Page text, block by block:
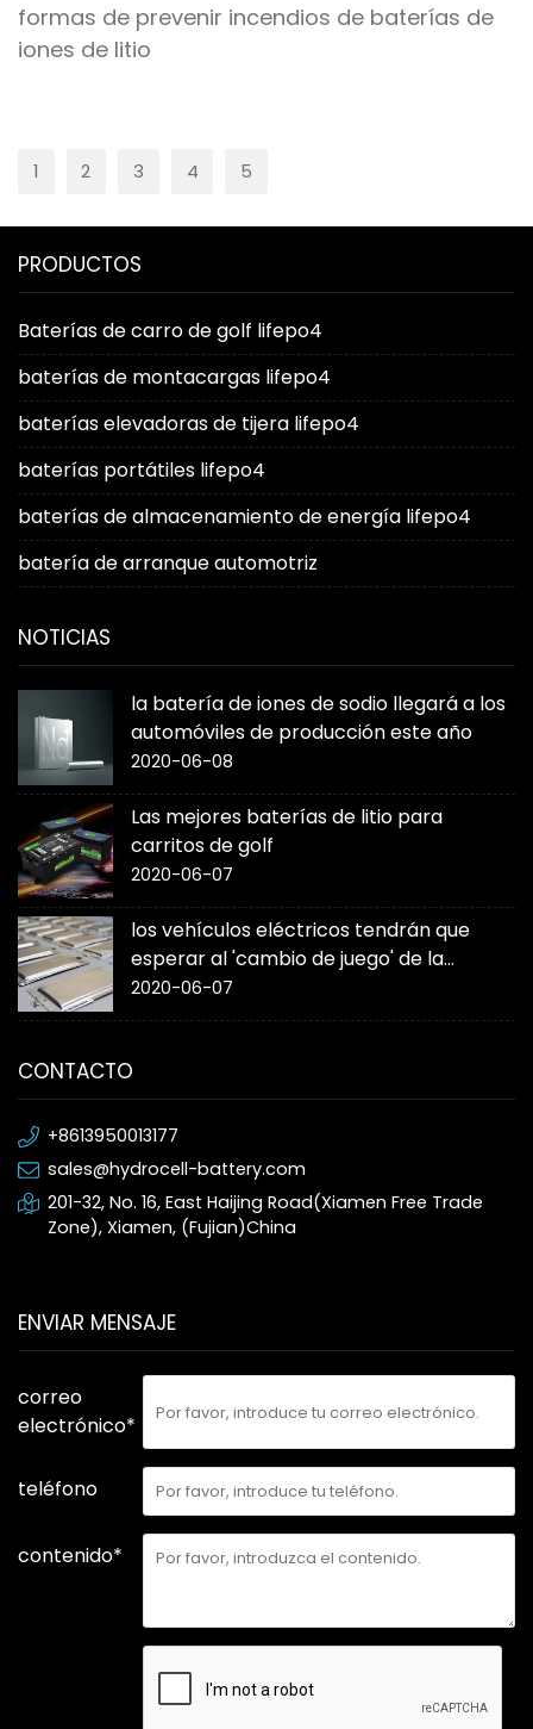
formas de prevenir incendios de baterías de
iones de litio
1 2 3 4 5
PRODUCTOS
Baterías de carro de golf lifepo4
baterías de montacargas lifepo4
baterías elevadoras de tijera lifepo4
baterías portátiles lifepo4
baterías de almacenamiento de energía lifepo4
batería de arranque automotriz
NOTICIAS
la batería de iones de sodio llegará a los
automóviles de producción este año
2020-06-08
Las mejores baterías de litio para
carritos de golf
2020-06-07
los vehículos eléctricos tendrán que
esperar al 'cambio de juego' de la
batería de estado sólido
2020-06-07
CONTACTO
+8613950013177
sales@hydrocell-battery.com
201-32, No. 16, East Haijing Road(Xiamen Free Trade
Zone), Xiamen, (Fujian)China
ENVIAR MENSAJE
correo
electrónico*
teléfono
contenido*